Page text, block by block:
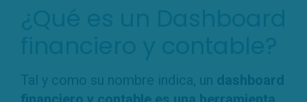
Tal y como su nombre indica, un dashboard